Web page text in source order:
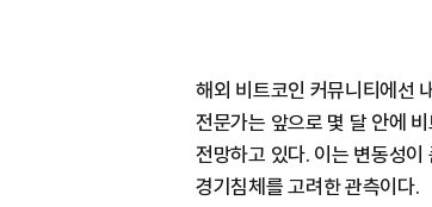
해외 비트코인 커뮤니티에선
전문가는 앞으로 몇 달 안에
전망하고 있다. 이는 변동성
경기침체를 고려한 관측이다.